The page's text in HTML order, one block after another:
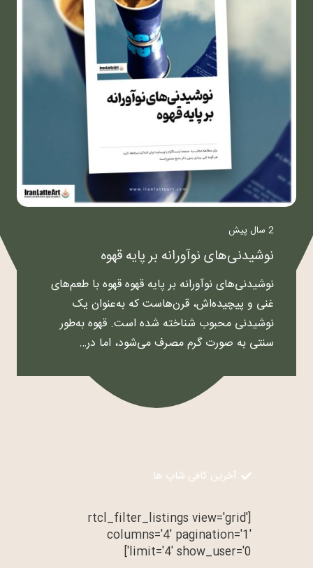
2 سال پیش
نوشیدنی‌های نوآورانه بر پایه قهوه
نوشیدنی‌های نوآورانه بر پایه قهوه قهوه با طعم‌های
غنی و پیچیده‌اش، قرن‌هاست که به‌عنوان یک
نوشیدنی محبوب شناخته شده است. قهوه به‌طور
سنتی به صورت گرم مصرف می‌شود، اما در…
آخرین کافی شاپ ها
[rtcl_filter_listings view='grid'
columns='4' pagination='1'
limit='4' show_user='0']